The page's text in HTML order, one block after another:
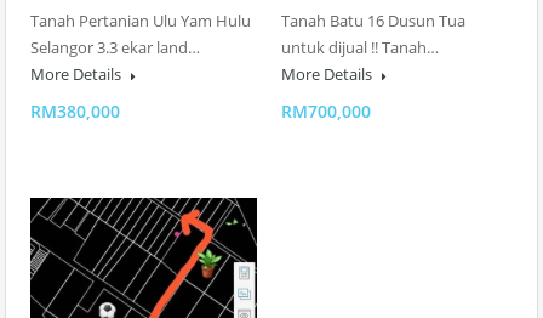
Tanah Pertanian Ulu Yam Hulu
Selangor 3.3 ekar land…
More Details
RM380,000
Tanah Batu 16 Dusun Tua
untuk dijual !! Tanah…
More Details
RM700,000